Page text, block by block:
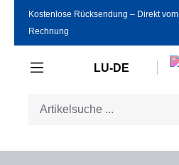
Zum Hauptinhalt springen
Kostenlose Rücksendung ‒ Direkt
Rechnung
LU-DE